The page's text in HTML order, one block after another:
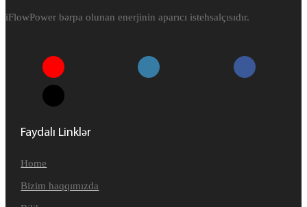
iFlowPower bərpa olunan enerjinin aparıcı istehsalçısıdır.
Faydalı Linklər
Home
Bizim haqqımızda